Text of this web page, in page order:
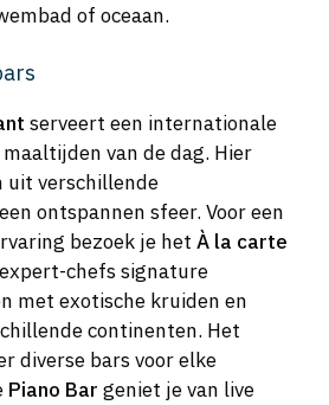
of oceaan.
serveert een internationale
van de dag. Hier
uit verschillende
ontspannen sfeer. Voor een
bezoek je het À la carte
chefs signature
met exotische kruiden en
continenten. Het
diverse bars voor elke
Piano Bar geniet je van live